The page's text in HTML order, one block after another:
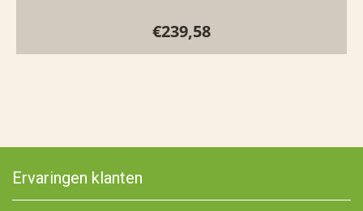
€239,58
Ervaringen klanten